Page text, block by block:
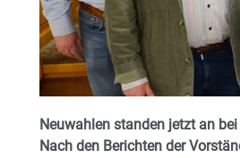
Neuwahlen standen jetzt an
Nach den Berichten der